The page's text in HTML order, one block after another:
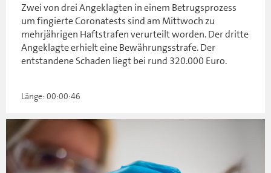
Zwei von drei Angeklagten in einem Betrugsprozess
um fingierte Coronatests sind am Mittwoch zu
mehrjährigen Haftstrafen verurteilt worden. Der dritte
Angeklagte erhielt eine Bewährungsstrafe. Der
entstandene Schaden liegt bei rund 320.000 Euro.
Länge: 00:00:46